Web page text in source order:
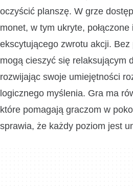
oczyścić planszę. W grze
monet, w tym ukryte,
ekscytującego zwrotu akcji.
mogą cieszyć się relaksującym
rozwijając swoje umiejętności
logicznego myślenia. Gra ma
które pomagają graczom w
sprawia, że każdy poziom jest